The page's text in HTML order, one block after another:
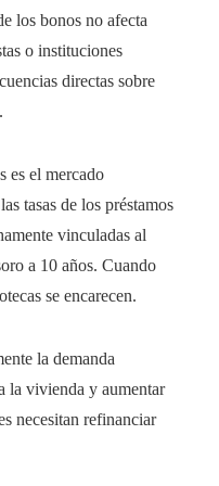
los bonos no afecta
o instituciones
directas sobre
es el mercado
tasas de los préstamos
vinculadas al
a 10 años. Cuando
se encarecen.
la demanda
la vivienda y aumentar
necesitan refinanciar